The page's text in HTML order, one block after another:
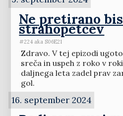
Ne pretirano
strahopetcev
#224 aka S06E21
Zdravo. V tej epizodi
sreča in uspeh z roko v
daljnega leta zadel prav
gol.
16. september 2024